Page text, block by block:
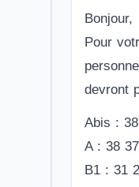
Bonjour,
Pour
devront
Abis :
A : 38
B1 : 31